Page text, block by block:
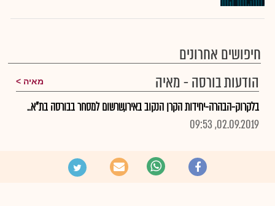
חיפושים אחרונים
הודעות בורסה - מאיה
מאיה
בלקרוק-הבהרה-יחידות הקרן הנקוב באירו,שרשום למסחר בבורסה בת"א..
02.09.2019, 09:53